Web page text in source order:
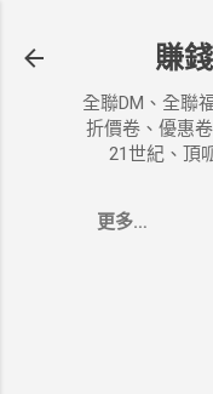
賺
全聯DM、全聯
折價卷、優惠
21世紀、頂
更多…